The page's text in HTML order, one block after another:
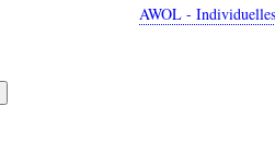
AWOL -